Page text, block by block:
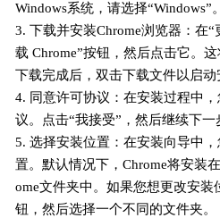
Windows系统，请选择“Windows”。
3. 下载并安装Chrome浏览器：在
载 Chrome”按钮，然后点击它。这
下载完成后，双击下载文件以启动
4. 同意许可协议：在安装过程中
议。点击“我接受”，然后继续下一
5. 选择安装位置：在安装向导中
置。默认情况下，Chrome将安装
ome文件夹中。如果您想更改安装
钮，然后选择一个不同的文件夹。